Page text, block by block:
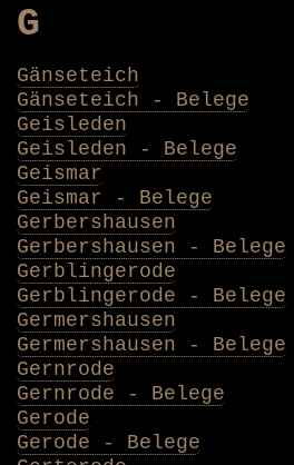
G
Gänseteich
Gänseteich - Belege
Geisleden
Geisleden - Belege
Geismar
Geismar - Belege
Gerbershausen
Gerbershausen - Belege
Gerblingerode
Gerblingerode - Belege
Germershausen
Germershausen - Belege
Gernrode
Gernrode - Belege
Gerode
Gerode - Belege